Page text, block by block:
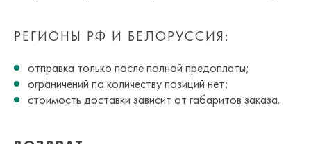
РЕГИОНЫ РФ И БЕЛОРУССИЯ:
отправка только после полной предоплаты;
ограничений по количеству позиций нет;
стоимость доставки зависит от габаритов заказа.